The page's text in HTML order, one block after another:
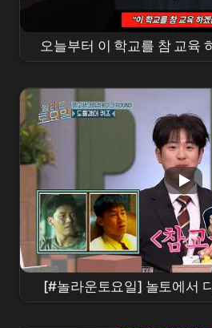
오늘부터 이 학교를 참 교육
릭스 # 참교육 # 김
[#놀라운토요일] 놀토에서
봉근대⁉️ 김무열 참교육 전